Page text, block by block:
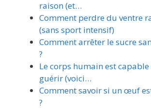
raison (et…
Comment perdre du ventre
(sans sport intensif)
Comment arrêter le sucre
?
Le corps humain est capable
guérir (voici…
Comment savoir si un œuf
?